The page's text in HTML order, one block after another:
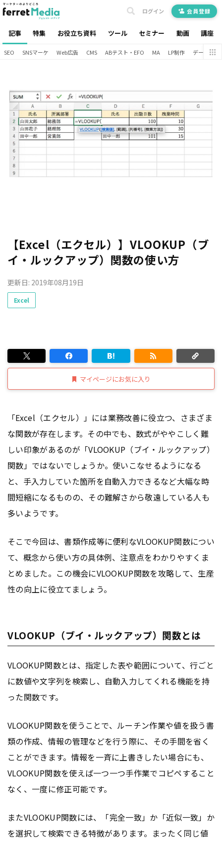
記事 特集 お役立ち資料 ツール セミナー 動画 講座
ログイン 会員登録
SEO SNSマーケ Web広告 CMS ABテスト・EFO MA LP制作 データ分析
【Excel（エクセル）】VLOOKUP（ブ
イ・ルックアップ）関数の使い方
更新日: 2019年08月19日
Excel
マイページにお気に入り
「Excel（エクセル）」には業務改善に役立つ、さまざま
な関数が存在します。その中でも、数式がややこしく難
しい印象があるのが「VLOOKUP（ブイ・ルックアップ）
関数」ではないでしょうか。使いこなせるようになる
と、手入力していた箇所を自動入力できるなど大幅な時
間短縮になるものの、その難解さから敬遠している人も
多いようです。
そこで今回は、書類作成等に便利なVLOOKUP関数につい
て、概念から使い方の具体例、注意点をわかりやすくま
とめました。この機会にVLOOKUP関数を攻略して、生産
性の向上に役立てましょう。
VLOOKUP（ブイ・ルックアップ）関数とは
VLOOKUP関数とは、指定した表や範囲について、行ごと
に数値や文字列を検索し、自動入力してくれる機能を持
った関数です。
VLOOKUP関数を使うことで、ルーチン作業や値を扱う書
類の作成、情報の管理などを行う際に、その手間を省く
ことができます。情報を一斉に上書きしたい場合にも、
VLOOKUP関数を使えば一つ一つ手作業でコピペすること
なく、一度に修正可能です。
またVLOOKUP関数には、「完全一致」か「近似一致」か
を選択して検索できる特徴があります。まったく同じ値